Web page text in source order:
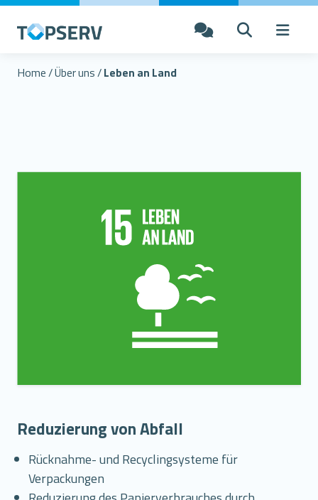
Home/Über uns/Leben an Land
Reduzierung von Abfall
Rücknahme- und Recyclingsysteme für
Verpackungen